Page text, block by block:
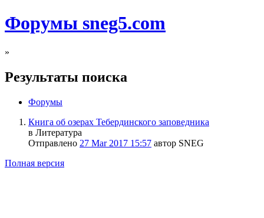
Форумы sneg5.com
»
Результаты поиска
Форумы
Книга об озерах Тебердинского заповедника
в Литература
Отправлено 27 Mar 2017 15:57 автор SNEG
Полная версия